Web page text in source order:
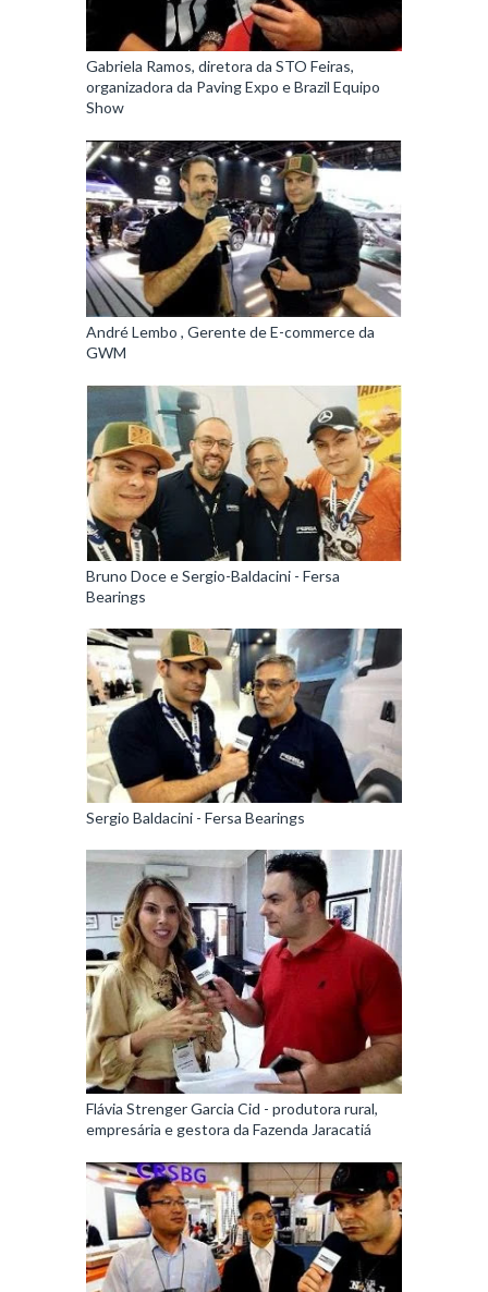
Gabriela Ramos, diretora da STO Feiras,
organizadora da Paving Expo e Brazil Equipo
Show
André Lembo , Gerente de E-commerce da
GWM
Bruno Doce e Sergio-Baldacini - Fersa
Bearings
Sergio Baldacini - Fersa Bearings
Flávia Strenger Garcia Cid - produtora rural,
empresária e gestora da Fazenda Jaracatiá